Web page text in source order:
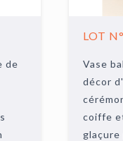
de
LOT
Vase
décor
coiffe
glaçure